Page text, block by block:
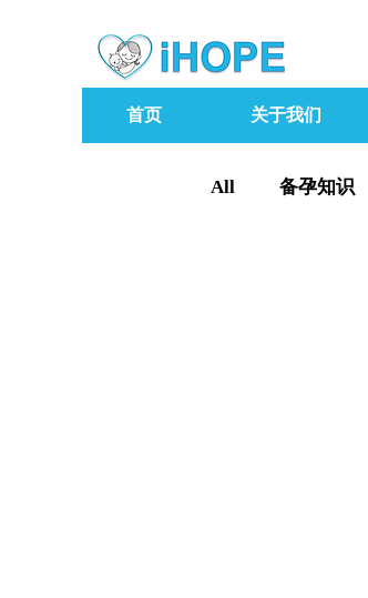
首页 关于我们
All 备孕知识